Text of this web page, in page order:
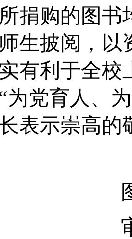
捐购的图书
生披阅，以
有利于全
“为党育人、
表示崇高的